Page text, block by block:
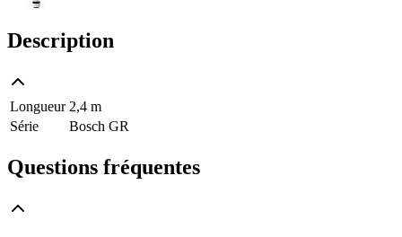
Description
Longueur 2,4 m
Série
Bosch GR
Questions fréquentes